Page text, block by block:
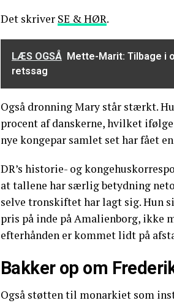
Det skriver SE & HØR.
LÆS OGSÅ Mette-Marit: Tilbage i
retssag
Også dronning Mary står stærkt.
procent af danskerne, hvilket
nye kongepar samlet set har fået
DR’s historie- og
at tallene har særlig betydning
selve tronskiftet har lagt sig. Hun
pris på inde på Amalienborg, ikke
efterhånden er kommet lidt på
Bakker op om
Også støtten til monarkiet som